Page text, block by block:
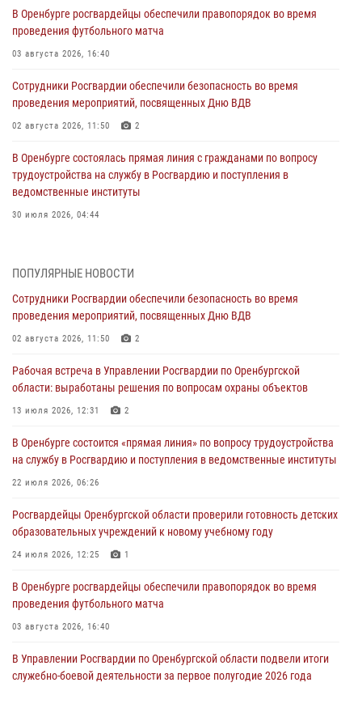
В Оренбурге росгвардейцы обеспечили правопорядок во время
проведения футбольного матча
03 августа 2026, 16:40
Сотрудники Росгвардии обеспечили безопасность во время
проведения мероприятий, посвященных Дню ВДВ
02 августа 2026, 11:50 2
В Оренбурге состоялась прямая линия с гражданами по вопросу
трудоустройства на службу в Росгвардию и поступления в
ведомственные институты
30 июля 2026, 04:44
28 июля 2026, 09:41 1
Росгвардейцы обеспечили правопорядок на праздновании Дня
ВМФ в Оренбурге
27 июля 2026, 14:36 2
Росгвардейцы предотвратили трагедию: спасен мужчина в тяжелой
жизненной ситуации (ВИДЕО)
26 июля 2026, 14:45 1
Росгвардейцы Оренбургской области проверили готовность детских
образовательных учреждений к новому учебному году
24 июля 2026, 12:25
При силовой поддержке ОМОН «Кобра» Росгвардии в Оренбурге
проведён рейд по строительным объектам
23 июля 2026, 10:47
ПОПУЛЯРНЫЕ НОВОСТИ
Сотрудники Росгвардии обеспечили безопасность во время
проведения мероприятий, посвященных Дню ВДВ
02 августа 2026, 11:50 2
Рабочая встреча в Управлении Росгвардии по Оренбургской
области: выработаны решения по вопросам охраны объектов
13 июля 2026, 12:31 2
В Оренбурге состоится «прямая линия» по вопросу трудоустройства
на службу в Росгвардию и поступления в ведомственные институты
22 июля 2026, 06:26
Росгвардейцы Оренбургской области проверили готовность детских
образовательных учреждений к новому учебному году
24 июля 2026, 12:25 1
В Оренбурге росгвардейцы обеспечили правопорядок во время
проведения футбольного матча
03 августа 2026, 16:40
В Управлении Росгвардии по Оренбургской области подвели итоги
служебно-боевой деятельности за первое полугодие 2026 года